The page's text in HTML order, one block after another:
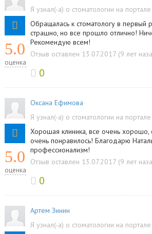
5.0
оценка
Я узнал(-а) о стоматологии на
Обращалась к стоматологу в первый
страшно, но все прошло отлично!
Рекомендую всем!
Отзыв оставлен 13.07.2017 (9 лет
0
5.0
оценка
Оксана Ефимова
Я узнал(-а) о стоматологии на
Хорошая клиника, все очень хорошо,
очень понравилось! Благодарю
профессионализм!
Отзыв оставлен 13.07.2017 (9 лет
0
Артем Зинин
Я узнал(-а) о стоматологии на